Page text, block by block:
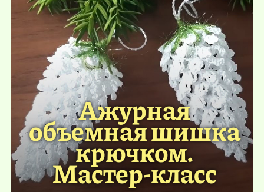
Ажурная
объемная шишка
крючком.
Мастер-класс